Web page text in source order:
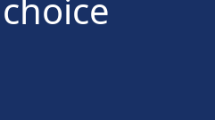
choice